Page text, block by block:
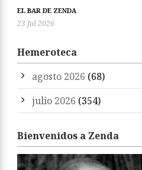
EL BAR DE ZENDA
23 Jul 2026
Hemeroteca
agosto 2026 (68)
julio 2026 (354)
Bienvenidos a Zenda